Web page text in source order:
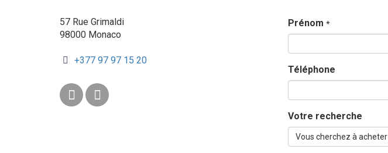
57 Rue Grimaldi
98000 Monaco
+377 97 97 15 20
Prénom *
Téléphone
Votre recherche
Vous cherchez à acheter